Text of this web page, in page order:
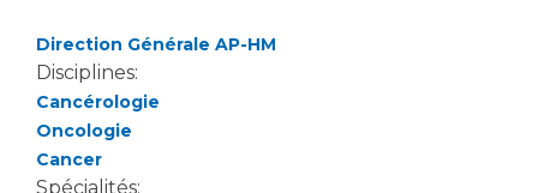
Les recherches en santé à l’AP-HM
Lieu de santé sans tabac
Direction Générale AP-HM
Disciplines:
Cancérologie
Oncologie
Cancer
Spécialités: